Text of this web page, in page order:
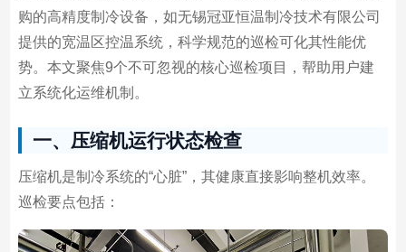
购的高精度制冷设备，如无锡冠亚恒温制冷技术有限公司
提供的宽温区控温系统，科学规范的巡检可化其性能优
势。本文聚焦9个不可忽视的核心巡检项目，帮助用户建
立系统化运维机制。
一、压缩机运行状态检查
压缩机是制冷系统的“心脏”，其健康直接影响整机效率。
巡检要点包括：